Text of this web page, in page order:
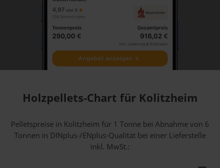
Holzpellets-Chart für Kolitzheim
Pelletspreise in Kolitzheim für 1 Tonne bei Abnahmevon 6
Tonnen in DINplus-/ENplus-Qualität bei einer Lieferstelle
inkl. MwSt.: